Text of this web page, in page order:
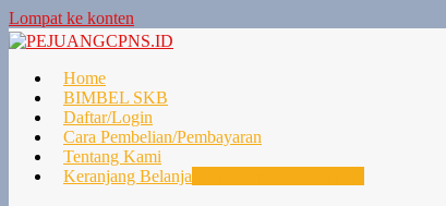
Lompat ke konten
Home
BIMBEL SKB
Daftar/Login
Cara Pembelian/Pembayaran
Tentang Kami
Keranjang Belanja